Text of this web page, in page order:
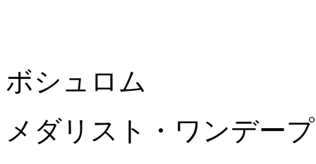
ボシュロム
メダリスト・ワンデー